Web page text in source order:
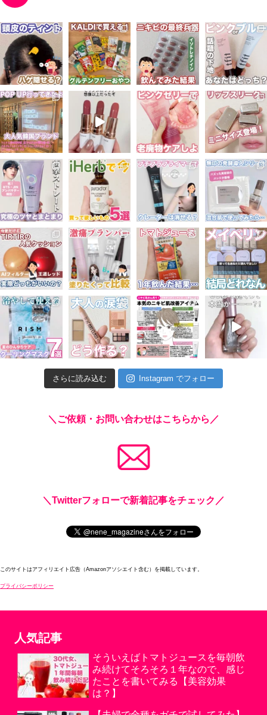
さらに読み込む Instagram でフォロー
＼ご依頼・お問い合わせはこちらから／
＼Twitterフォローで新着記事をチェック／
このサイトはアフィリエイト広告（Amazonアソシエイト含む）を掲載しています。
プライバシーポリシー
人気記事
そういえばトマトジュースを毎朝飲
み続けてそろそろ１年なので、感じ
たことを書いてみる【美容効果
は？】